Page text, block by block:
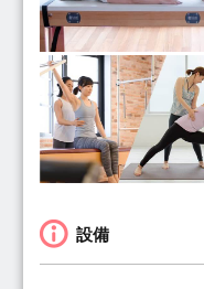
設備